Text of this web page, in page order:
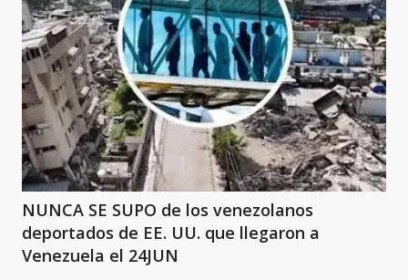
NUNCA SE SUPO de los venezolanos
deportados de EE. UU. que llegaron a
Venezuela el 24JUN